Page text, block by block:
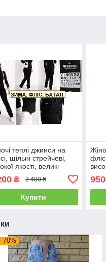
теплі джинси на
щільні стрейчеві,
якості, великі
на високий зріст
₴ 2 400 ₴
Купити
950
–70%